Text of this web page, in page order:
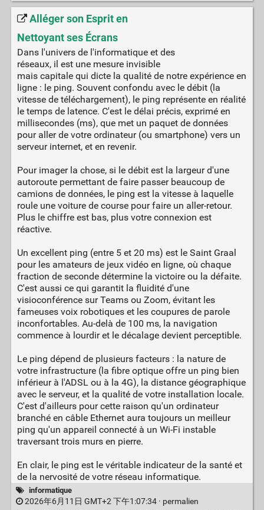
Alléger son Esprit en
Nettoyant ses Écrans
Dans l'univers de l'informatique et des
réseaux, il est une mesure invisible
mais capitale qui dicte la qualité de notre expérience en
ligne : le ping. Souvent confondu avec le débit (la
vitesse de téléchargement), le ping représente en réalité
le temps de latence. C'est le délai précis, exprimé en
millisecondes (ms), que met un paquet de données
pour aller de votre ordinateur (ou smartphone) vers un
serveur internet, et en revenir.
Pour imager la chose, si le débit est la largeur d'une
autoroute permettant de faire passer beaucoup de
camions de données, le ping est la vitesse à laquelle
roule une voiture de course pour faire un aller-retour.
Plus le chiffre est bas, plus votre connexion est
réactive.
Un excellent ping (entre 5 et 20 ms) est le Saint Graal
pour les amateurs de jeux vidéo en ligne, où chaque
fraction de seconde détermine la victoire ou la défaite.
C'est aussi ce qui garantit la fluidité d'une
visioconférence sur Teams ou Zoom, évitant les
fameuses voix robotiques et les coupures de parole
inconfortables. Au-delà de 100 ms, la navigation
commence à lourdir et le décalage devient perceptible.
Le ping dépend de plusieurs facteurs : la nature de
votre infrastructure (la fibre optique offre un ping bien
inférieur à l'ADSL ou à la 4G), la distance géographique
avec le serveur, et la qualité de votre installation locale.
C'est d'ailleurs pour cette raison qu'un ordinateur
branché en câble Ethernet aura toujours un meilleur
ping qu'un appareil connecté à un Wi-Fi instable
traversant trois murs en pierre.
En clair, le ping est le véritable indicateur de la santé et
de la nervosité de votre réseau informatique.
informatique
2026年6月11日 GMT+2 下午1:07:34 · permalien